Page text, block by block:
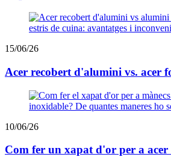
15/06/26
Acer recobert d'alumini vs. acer
10/06/26
Com fer un xapat d'or per a